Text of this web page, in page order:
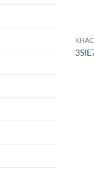
KHÁC